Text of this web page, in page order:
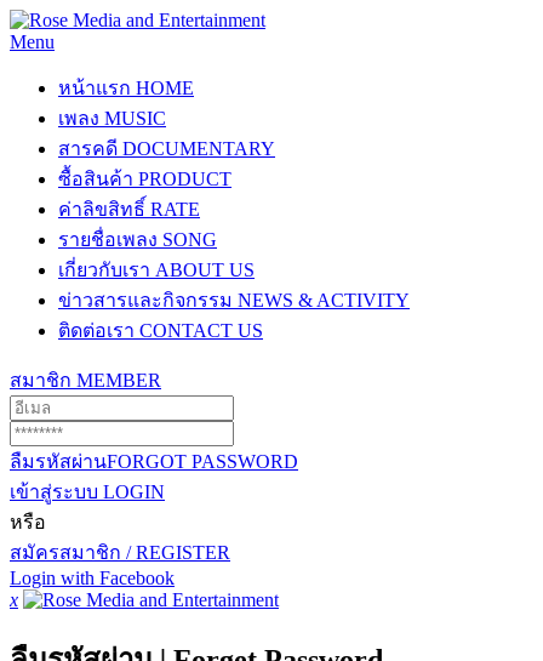
Menu
หน้าแรก HOME
เพลง MUSIC
สารคดี DOCUMENTARY
ซื้อสินค้า PRODUCT
ค่าลิขสิทธิ์ RATE
รายชื่อเพลง SONG
เกี่ยวกับเรา ABOUT US
ข่าวสารและกิจกรรม NEWS & ACTIVITY
ติดต่อเรา CONTACT US
สมาชิก MEMBER
ลืมรหัสผ่านFORGOT PASSWORD
เข้าสู่ระบบ LOGIN
หรือ
สมัครสมาชิก / REGISTER
Login with Facebook
x